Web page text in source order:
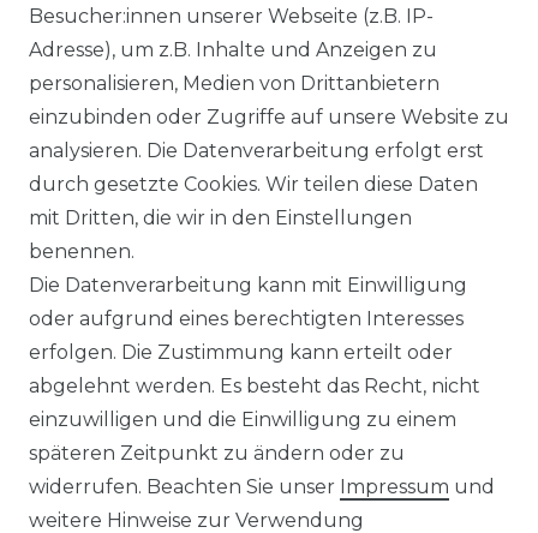
Casa Moda - Modern Fit -
Bügelfreies Herren Hemd mit
extra langem Arm (69 cm) in
verschiedenen Farben
(006539)
UVP 54,99 €
ab 52,99 € *
inkl. ges. MwSt. Versandkosten
Impressum Daten­schutz­erklärung
Besucher:innen unserer Webseite (z.B. IP-
Adresse), um z.B. Inhalte und Anzeigen zu
personalisieren, Medien von Drittanbietern
einzubinden oder Zugriffe auf unsere Website zu
analysieren. Die Datenverarbeitung erfolgt erst
durch gesetzte Cookies. Wir teilen diese Daten
mit Dritten, die wir in den Einstellungen
benennen.
Die Datenverarbeitung kann mit Einwilligung
oder aufgrund eines berechtigten Interesses
erfolgen. Die Zustimmung kann erteilt oder
abgelehnt werden. Es besteht das Recht, nicht
einzuwilligen und die Einwilligung zu einem
späteren Zeitpunkt zu ändern oder zu
widerrufen. Beachten Sie unser Impressum und
weitere Hinweise zur Verwendung